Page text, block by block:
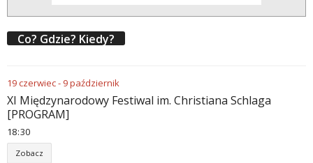
Co? Gdzie? Kiedy?
19czerwiec- 9październik
XI Międzynarodowy Festiwal im. Christiana Schlaga
[PROGRAM]
18 30
Zobacz